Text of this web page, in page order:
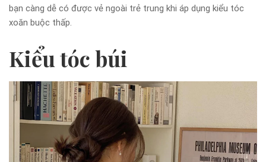
bạn càng dễ có được vẻ ngoài trẻ trung khi áp dụng kiểu tóc
xoăn buộc thấp.
Kiểu tóc búi